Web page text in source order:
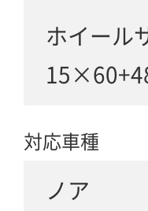
ホイール
対応車種
ノア